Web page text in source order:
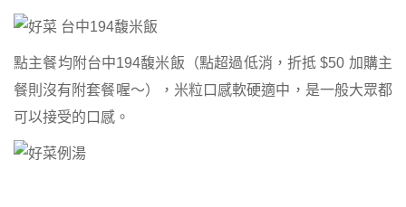
點主餐均附台中194馥米飯（點超過低消，折抵 $50 加購主
餐則沒有附套餐喔～），米粒口感軟硬適中，是一般大眾都
可以接受的口感。